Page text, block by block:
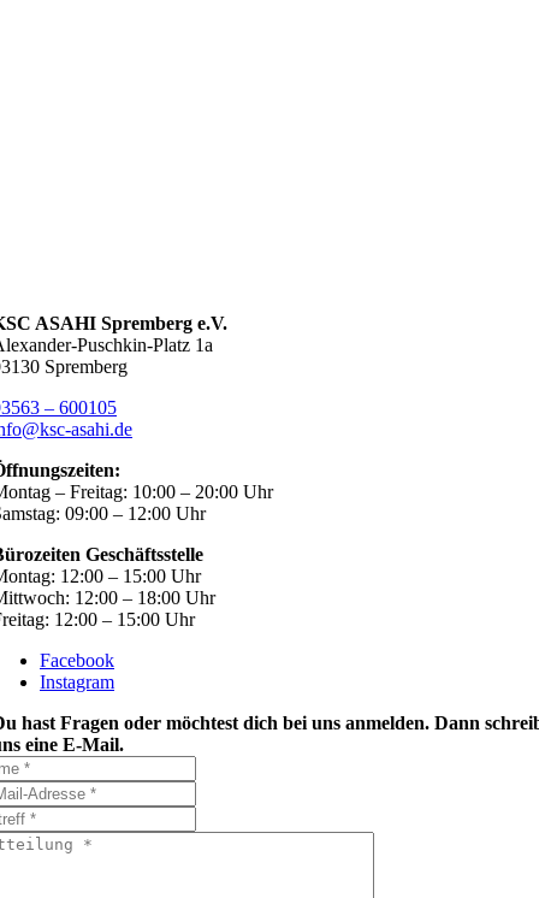
ASAHI Spremberg e.V.
Puschkin-Platz 1a
Spremberg
– 600105
asahi.de
– Freitag: 10:00 – 20:00 Uhr
09:00 – 12:00 Uhr
Geschäftsstelle
12:00 – 15:00 Uhr
12:00 – 18:00 Uhr
12:00 – 15:00 Uhr
Facebook
Instagram
hast Fragen oder möchtest dich bei uns anmelden. Dann
eine E-Mail.